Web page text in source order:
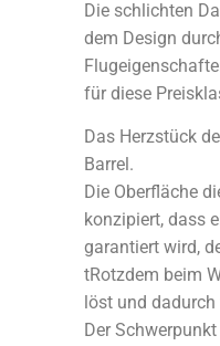
Die schlichten
dem Design
für diese
Das Herzstück
Barrel.
Die Oberfläche
konzipiert, dass
garantiert wird,
tRotzdem beim
löst und
Der